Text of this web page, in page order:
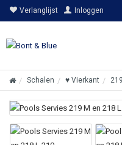
Verlanglijst Inloggen
Schalen ♥ Vierkant